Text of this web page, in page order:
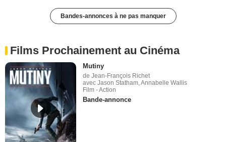
Bandes-annonces à ne pas manquer
Films Prochainement au Cinéma
Mutiny
de Jean-François Richet
avec Jason Statham, Annabelle Wallis
Film - Action
Bande-annonce